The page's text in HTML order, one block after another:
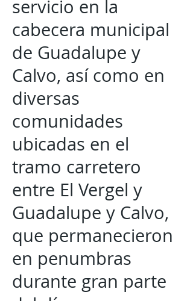
servicio en la
cabecera municipal
de Guadalupe y
Calvo, así como en
diversas
comunidades
ubicadas en el
tramo carretero
entre El Vergel y
Guadalupe y Calvo,
que permanecieron
en penumbras
durante gran parte